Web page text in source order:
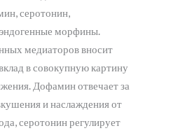
серотонин,
морфины.
медиаторов вносит
в совокупную картину
Дофамин отвечает за
и наслаждения от
серотонин регулирует